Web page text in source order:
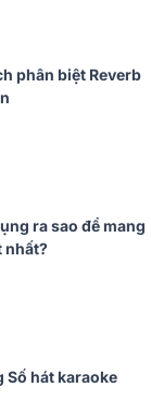
phân biệt Reverb
ra sao để mang
nhất?
Số hát karaoke